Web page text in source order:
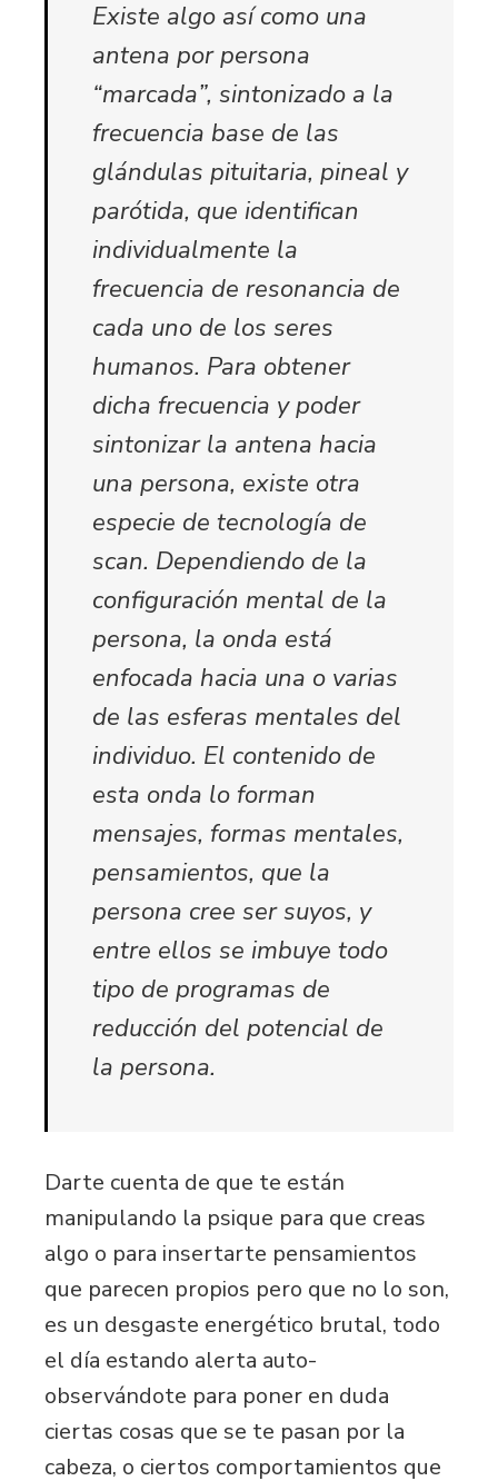
Existe algo así como una
antena por persona
“marcada”, sintonizado a la
frecuencia base de las
glándulas pituitaria, pineal y
parótida, que identifican
individualmente la
frecuencia de resonancia de
cada uno de los seres
humanos. Para obtener
dicha frecuencia y poder
sintonizar la antena hacia
una persona, existe otra
especie de tecnología de
scan. Dependiendo de la
configuración mental de la
persona, la onda está
enfocada hacia una o varias
de las esferas mentales del
individuo. El contenido de
esta onda lo forman
mensajes, formas mentales,
pensamientos, que la
persona cree ser suyos, y
entre ellos se imbuye todo
tipo de programas de
reducción del potencial de
la persona.
Darte cuenta de que te están
manipulando la psique para que creas
algo o para insertarte pensamientos
que parecen propios pero que no lo son,
es un desgaste energético brutal, todo
el día estando alerta auto-
observándote para poner en duda
ciertas cosas que se te pasan por la
cabeza, o ciertos comportamientos que